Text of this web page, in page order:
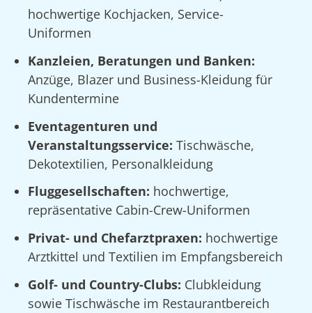
hochwertige Kochjacken, Service-
Uniformen
Kanzleien, Beratungen und Banken:
Anzüge, Blazer und Business-Kleidung für
Kundentermine
Eventagenturen und
Veranstaltungsservice: Tischwäsche,
Dekotextilien, Personalkleidung
Fluggesellschaften: hochwertige,
repräsentative Cabin-Crew-Uniformen
Privat- und Chefarztpraxen: hochwertige
Arztkittel und Textilien im Empfangsbereich
Golf- und Country-Clubs: Clubkleidung
sowie Tischwäsche im Restaurantbereich